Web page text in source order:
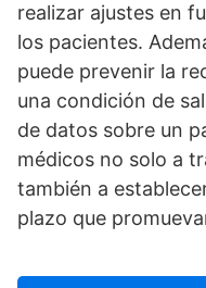
realizar ajustes en
los pacientes.
puede prevenir la
una condición de
de datos sobre un
médicos no solo a
también a
plazo que